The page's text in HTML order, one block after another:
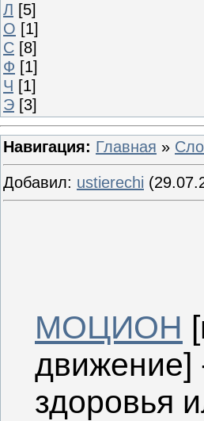
Л [5]
О [1]
С [8]
Ф [1]
Ч [1]
Э [3]
Навигация: Главная »
Добавил: ustierechi
МОЦИОН
движение]
здоровья